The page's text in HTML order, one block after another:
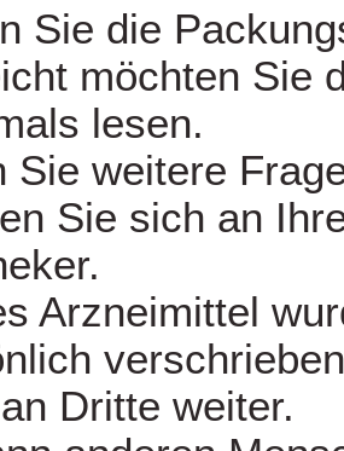
Sie die
möchten Sie
lesen.
Sie weitere
Sie sich an
Arzneimittel
Dritte weiter.